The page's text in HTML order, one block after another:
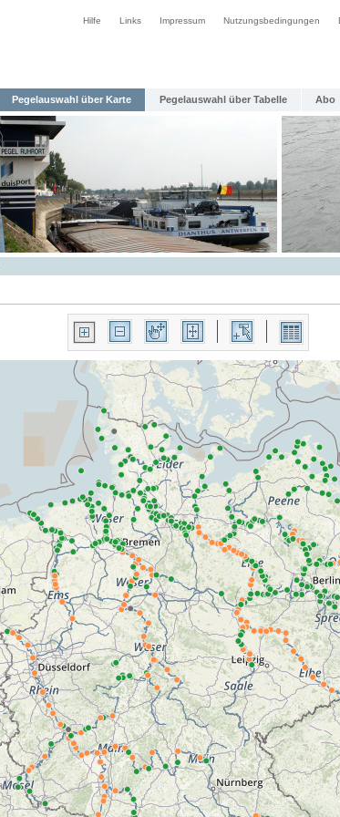
Hilfe Links Impressum Nutzungsbedingungen
Pegelauswahl über Karte Pegelauswahl über Tabelle Abo